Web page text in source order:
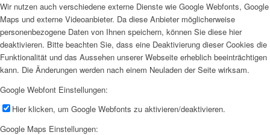
Wir nutzen auch verschiedene externe Dienste wie Google Webfonts, Google
Maps und externe Videoanbieter. Da diese Anbieter möglicherweise
personenbezogene Daten von Ihnen speichern, können Sie diese hier
deaktivieren. Bitte beachten Sie, dass eine Deaktivierung dieser Cookies die
Funktionalität und das Aussehen unserer Webseite erheblich beeinträchtigen
kann. Die Änderungen werden nach einem Neuladen der Seite wirksam.
Google Webfont Einstellungen:
Hier klicken, um Google Webfonts zu aktivieren/deaktivieren.
Google Maps Einstellungen: